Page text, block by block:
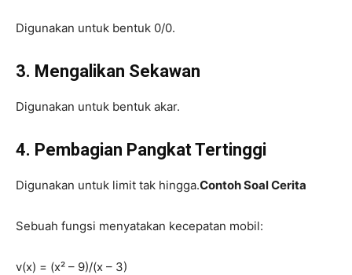
Digunakan untuk bentuk 0/0.
3. Mengalikan Sekawan
Digunakan untuk bentuk akar.
4. Pembagian Pangkat Tertinggi
Digunakan untuk limit tak hingga.Contoh Soal Cerita
Sebuah fungsi menyatakan kecepatan mobil:
v(x) = (x² – 9)/(x – 3)